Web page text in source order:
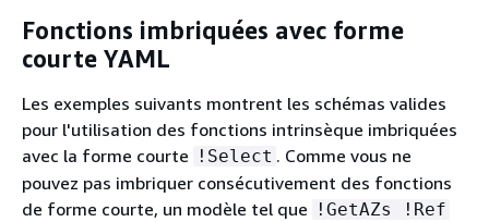
Fonctions imbriquées avec forme
courte YAML
Les exemples suivants montrent les schémas valides
pour l'utilisation des fonctions intrinsèque imbriquées
avec la forme courte
!Select . Comme vous ne
pouvez pas imbriquer consécutivement des fonctions
de forme courte, un modèle tel que
!GetAZs !Ref